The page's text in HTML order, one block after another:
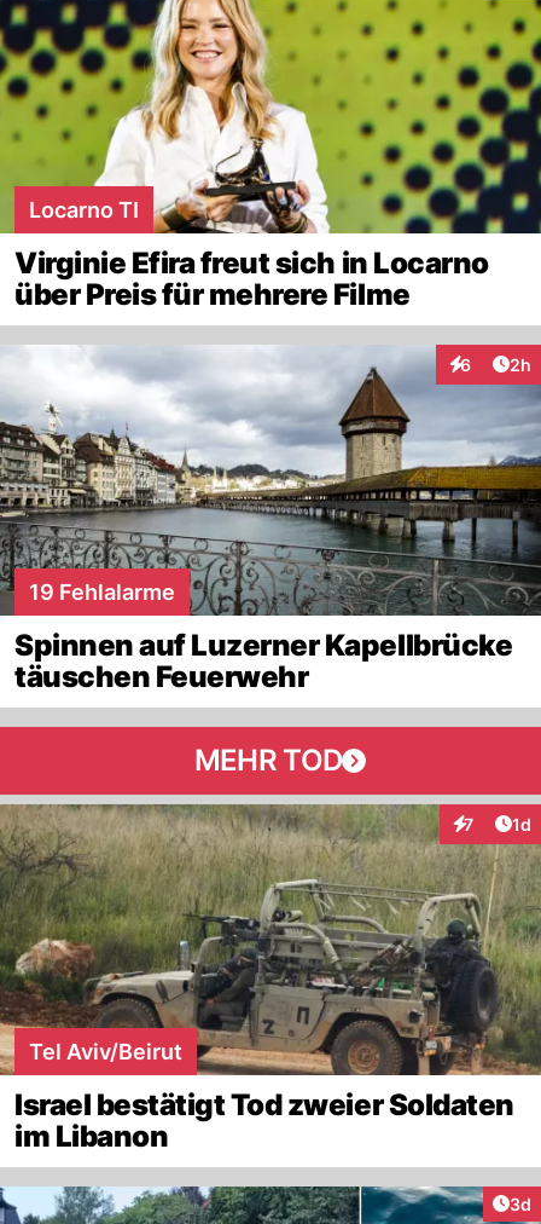
Locarno TI
Virginie Efira freut sich in Locarno
über Preis für mehrere Filme
6 2h
19 Fehlalarme
Spinnen auf Luzerner Kapellbrücke
täuschen Feuerwehr
MEHR TOD
7 1d
Tel Aviv/Beirut
Israel bestätigt Tod zweier Soldaten
im Libanon
3d